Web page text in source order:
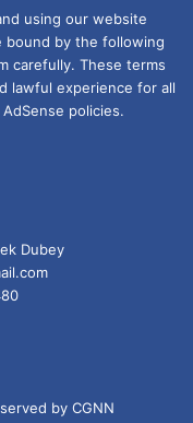
using our website
by the following
carefully. These terms
lawful experience for all
policies.
Dubey
by CGNN